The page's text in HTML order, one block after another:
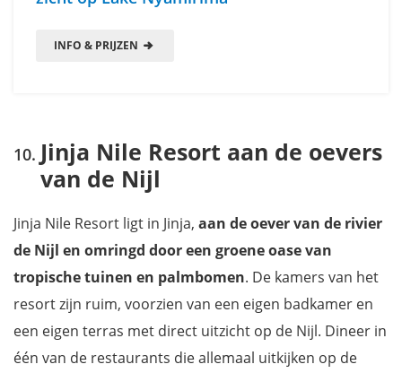
INFO & PRIJZEN
Jinja Nile Resort aan de oevers
van de Nijl
Jinja Nile Resort ligt in Jinja, aan de oever van de rivier
de Nijl en omringd door een groene oase van
tropische tuinen en palmbomen. De kamers van het
resort zijn ruim, voorzien van een eigen badkamer en
een eigen terras met direct uitzicht op de Nijl. Dineer in
één van de restaurants die allemaal uitkijken op de